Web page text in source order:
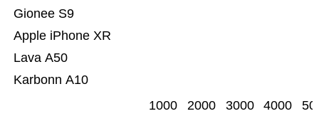
Karbonn A10
Lava A50
Apple iPhone XR
Gionee S9
1000 2000 3000 4000